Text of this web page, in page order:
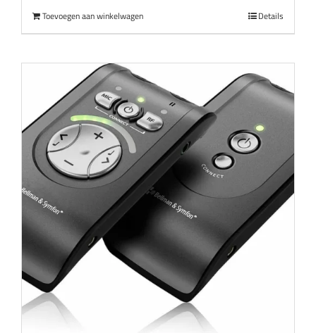
was:
is:
Toevoegen aan winkelwagen Details
Aanbieding